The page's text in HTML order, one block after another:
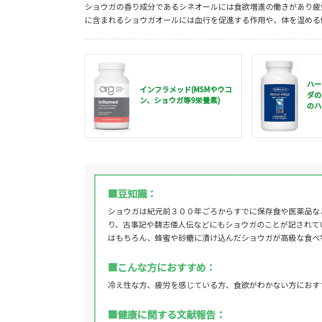
ショウガの香り成分であるシネオールには食欲増進の働きがあり
に含まれるショウガオールには血行を促進する作用や、体を温め
インフラメッド(MSMやウコ
ン、ショウガ等9栄養素)
ハ
ダ
の
■豆知識：
ショウガは紀元前３００年ごろからすでに保存食や医薬品
り、古事記や魏志倭人伝などにもショウガのことが記され
はもちろん、蜂蜜や砂糖に漬け込んだショウガが高級な食
■こんな方におすすめ：
冷え性な方、疲労を感じている方、食欲がわかない方におす
■健康に関する文献報告：